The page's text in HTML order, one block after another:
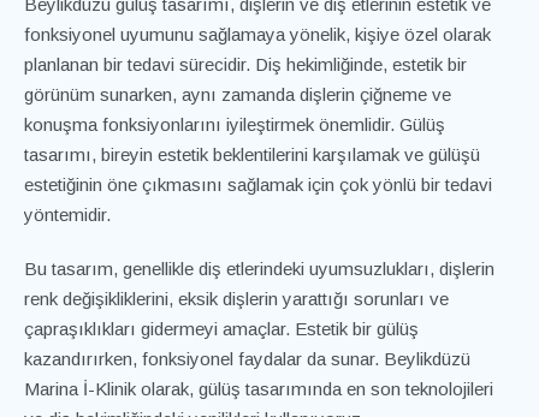
Beylikdüzü gülüş tasarımı, dişlerin ve diş etlerinin estetik ve
fonksiyonel uyumunu sağlamaya yönelik, kişiye özel olarak
planlanan bir tedavi sürecidir. Diş hekimliğinde, estetik bir
görünüm sunarken, aynı zamanda dişlerin çiğneme ve
konuşma fonksiyonlarını iyileştirmek önemlidir. Gülüş
tasarımı, bireyin estetik beklentilerini karşılamak ve gülüşü
estetiğinin öne çıkmasını sağlamak için çok yönlü bir tedavi
yöntemidir.
Bu tasarım, genellikle diş etlerindeki uyumsuzlukları, dişlerin
renk değişikliklerini, eksik dişlerin yarattığı sorunları ve
çapraşıklıkları gidermeyi amaçlar. Estetik bir gülüş
kazandırırken, fonksiyonel faydalar da sunar. Beylikdüzü
Marina İ-Klinik olarak, gülüş tasarımında en son teknolojileri